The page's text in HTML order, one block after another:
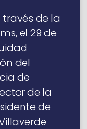
través de la
el 29 de
del
de
de la
de